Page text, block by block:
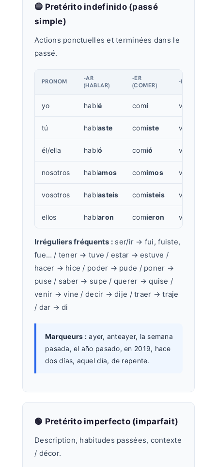
🔵 Pretérito indefinido (passé
simple)
Actions ponctuelles et terminées dans le
passé.
PRONOM
-AR
(HABLAR)
-ER
(COMER)
-IR (VIVIR)
yo hablé comí viv
tú hablaste comiste viv
él/ella habló comió viv
nosotros hablamos comimos viv
vosotros hablasteis comisteis viv
ellos hablaron comieron viv
Irréguliers fréquents : ser/ir → fui, fuiste,
fue… / tener → tuve / estar → estuve /
hacer → hice / poder → pude / poner →
puse / saber → supe / querer → quise /
venir → vine / decir → dije / traer → traje
/ dar → di
Marqueurs :ayer, anteayer, la semana
pasada, el año pasado, en 2019, hace
dos días, aquel día, de repente.
🟢 Pretérito imperfecto (imparfait)
Description, habitudes passées, contexte
/ décor.